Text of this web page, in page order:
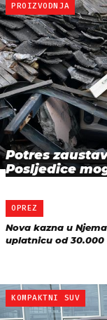
PROIZVODNJA
Potres
Posljedice
OPREZ
Nova kazna u
uplatnicu od 30.000
KOMPAKTNI SUV